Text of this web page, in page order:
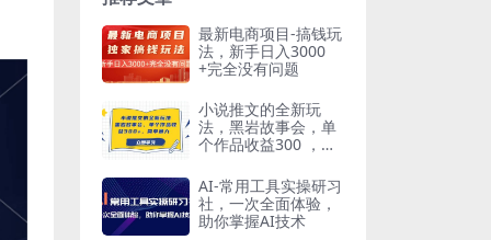
最新电商项目-搞钱玩
法，新手日入3000
+完全没有问题
小说推文的全新玩
法，黑岩故事会，单
个作品收益300 ，简
AI-常用工具实操研习
社，一次全面体验，
助你掌握AI技术